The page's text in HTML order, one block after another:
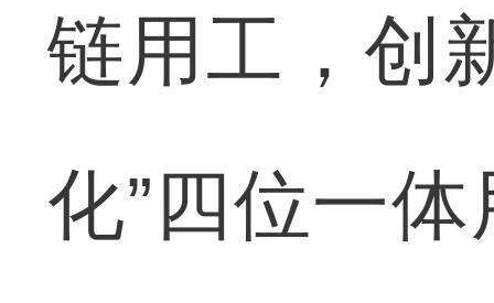
链用工，创
化”四位一